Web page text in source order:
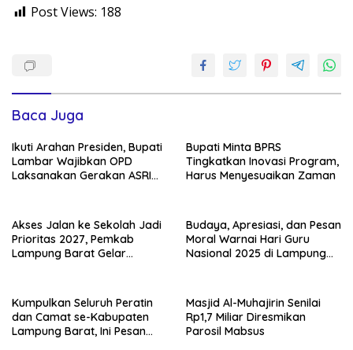
Post Views: 188
Baca Juga
Ikuti Arahan Presiden, Bupati
Lambar Wajibkan OPD
Laksanakan Gerakan ASRI
Bupati Minta BPRS
Tingkatkan Inovasi Program,
Harus Menyesuaikan Zaman
Akses Jalan ke Sekolah Jadi
Prioritas 2027, Pemkab
Lampung Barat Gelar
Budaya, Apresiasi, dan Pesan
Moral Warnai Hari Guru
Nasional 2025 di Lampung
Kumpulkan Seluruh Peratin
dan Camat se-Kabupaten
Lampung Barat, Ini Pesan
Masjid Al-Muhajirin Senilai
Rp1,7 Miliar Diresmikan
Parosil Mabsus